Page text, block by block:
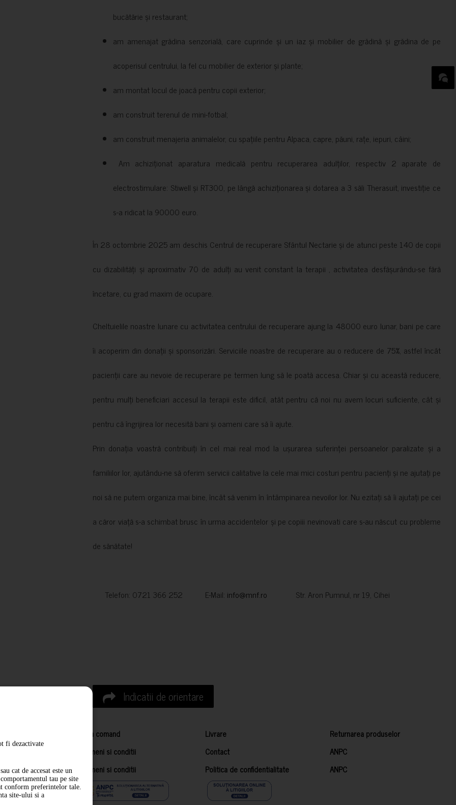
bucătărie și restaurant;
am amenajat grădina senzorială, care cuprinde și un iaz și mobilier de grădină și grădina de pe
acoperisul centrului, la fel cu mobilier de exterior și plante;
am montat locul de joacă pentru copii exterior;
am construit terenul de mini-fotbal;
am construit menajeria animalelor, cu spațiile pentru Alpaca, capre, păuni, rațe, iepuri, câini;
Am achiziționat aparatura medicală pentru recuperarea adulților, respectiv 2 aparate de
electrostimulare: Stiwell și RT300, pe lângă achiziționarea și dotarea a 3 săli Therasuit, investiție ce
s-a ridicat la 90000 euro.
În 28 octombrie 2025 am deschis Centrul de recuperare Sfântul Nectarie și de atunci peste 140 de copii
cu dizabilități și aproximativ 70 de adulți au venit constant la terapii , activitatea desfășurându-se fără
încetare, cu grad maxim de ocupare.
Cheltuielile noastre lunare cu activitatea centrului de recuperare ajung la 48000 euro lunar, bani pe care
îi acoperim din donații și sponsorizări. Serviciile noastre de recuperare au o reducere de 75%, astfel încât
pacienții care au nevoie de recuperare pe termen lung să le poată accesa. Chiar și cu această reducere,
pentru mulți beneficiari accesul la terapii este dificil, atât pentru că noi nu avem locuri suficiente, cât și
pentru că îngrijirea lor necesită bani și oameni care să îi ajute.
Prin donația voastră contribuiți în cel mai real mod la ușurarea suferinței persoanelor paralizate și a
familiilor lor, ajutându-ne să oferim servicii calitative la cele mai mici costuri pentru pacienți și ne ajutați pe
noi să ne putem organiza mai bine, încât să venim în întâmpinarea nevoilor lor. Nu ezitați să îi ajutați pe cei
a căror viață s-a schimbat brusc în urma accidentelor și pe copiii nevinovati care s-au născut cu probleme
de sănătate!
Telefon: 0721 366 252 E-Mail: info@mnf.ro Str. Aron Pumnul, nr 19, Cihei
Indicatii de orientare
Cum comand Livrare
Returnarea produselor
Termeni si conditii
Contact
ANPC
Termeni si conditii
Politica de confidentialitate ANPC
fi dezactivate
cat de accesat este un
tau pe site
conform preferintelor tale.
site-ului si a